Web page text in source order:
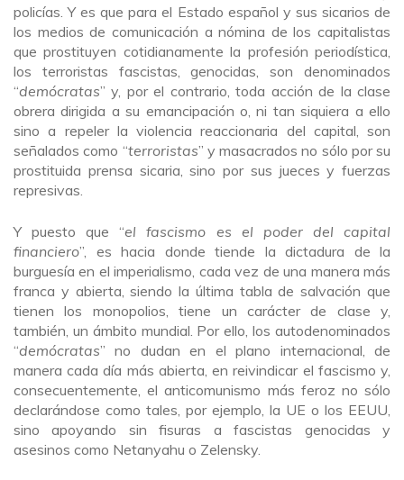
policías. Y es que para el Estado español y sus sicarios de
los medios de comunicación a nómina de los capitalistas
que prostituyen cotidianamente la profesión periodística,
los terroristas fascistas, genocidas, son denominados
“demócratas” y, por el contrario, toda acción de la clase
obrera dirigida a su emancipación o, ni tan siquiera a ello
sino a repeler la violencia reaccionaria del capital, son
señalados como “terroristas” y masacrados no sólo por su
prostituida prensa sicaria, sino por sus jueces y fuerzas
represivas.
Y puesto que “el fascismo es el poder del capital
financiero”, es hacia donde tiende la dictadura de la
burguesía en el imperialismo, cada vez de una manera más
franca y abierta, siendo la última tabla de salvación que
tienen los monopolios, tiene un carácter de clase y,
también, un ámbito mundial. Por ello, los autodenominados
“demócratas” no dudan en el plano internacional, de
manera cada día más abierta, en reivindicar el fascismo y,
consecuentemente, el anticomunismo más feroz no sólo
declarándose como tales, por ejemplo, la UE o los EEUU,
sino apoyando sin fisuras a fascistas genocidas y
asesinos como Netanyahu o Zelensky.